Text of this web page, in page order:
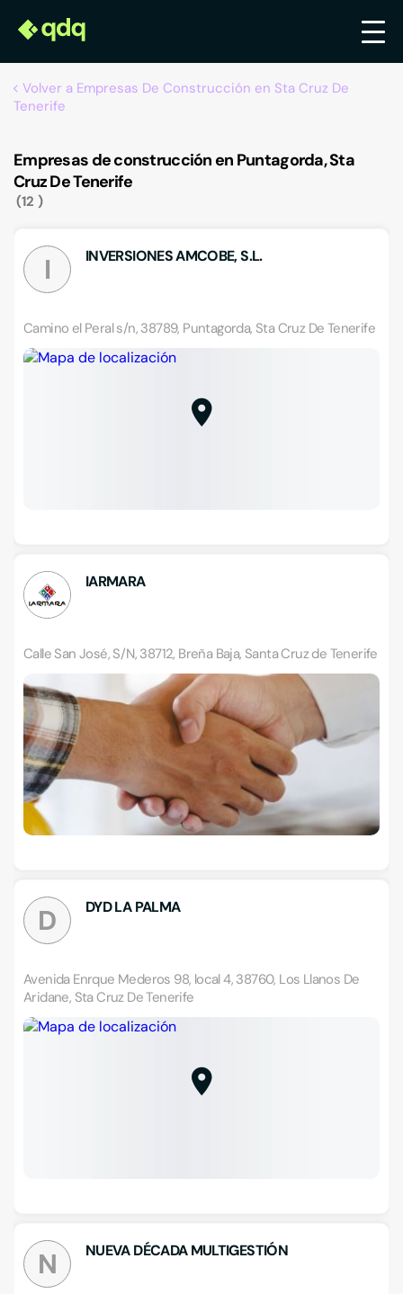
Volver a Empresas De Construcción en Sta Cruz De
Tenerife
Empresas de construcción en Puntagorda, Sta
Cruz De Tenerife
12
I INVERSIONES AMCOBE, S.L.
Camino el Peral s/n, 38789, Puntagorda, Sta Cruz De Tenerife
IARMARA
Calle San José, S/N, 38712, Breña Baja, Santa Cruz de Tenerife
D DYD LA PALMA
Avenida Enrque Mederos 98, local 4, 38760, Los Llanos De
Aridane, Sta Cruz De Tenerife
N NUEVA DÉCADA MULTIGESTIÓN